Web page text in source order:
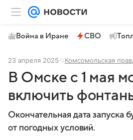
Война в Иране СВО
23 апреля 2025 Комсомольская
В Омске с 1 мая
включить
Окончательная дата запуска
от погодных условий.